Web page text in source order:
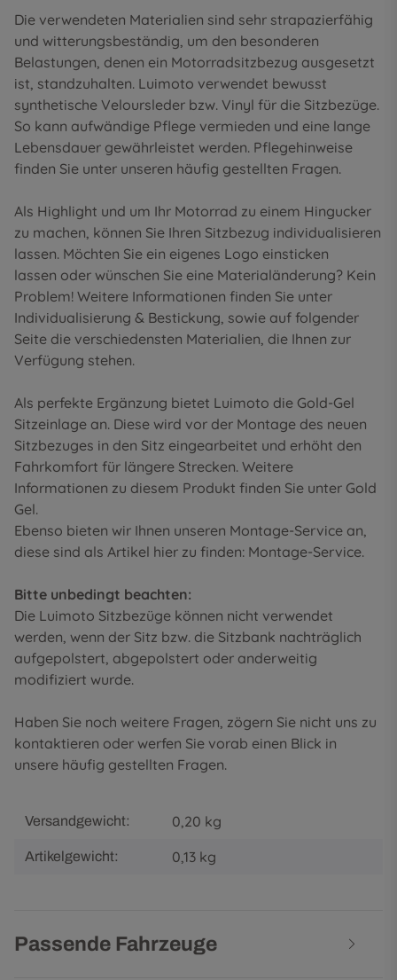
Die verwendeten Materialien sind sehr strapazierfähig
und witterungsbeständig, um den besonderen
Belastungen, denen ein Motorradsitzbezug ausgesetzt
ist, standzuhalten. Luimoto verwendet bewusst
synthetische Veloursleder bzw. Vinyl für die Sitzbezüge.
So kann aufwändige Pflege vermieden und eine lange
Lebensdauer gewährleistet werden. Pflegehinweise
finden Sie unter unseren häufig gestellten Fragen.
Als Highlight und um Ihr Motorrad zu einem Hingucker
zu machen, können Sie Ihren Sitzbezug individualisieren
lassen. Möchten Sie ein eigenes Logo einsticken
lassen oder wünschen Sie eine Materialänderung? Kein
Problem! Weitere Informationen finden Sie unter
Individualisierung & Bestickung, sowie auf folgender
Seite die verschiedensten Materialien, die Ihnen zur
Verfügung stehen.
Als perfekte Ergänzung bietet Luimoto die Gold-Gel
Sitzeinlage an. Diese wird vor der Montage des neuen
Sitzbezuges in den Sitz eingearbeitet und erhöht den
Fahrkomfort für längere Strecken. Weitere
Informationen zu diesem Produkt finden Sie unter Gold
Gel.
Ebenso bieten wir Ihnen unseren Montage-Service an,
diese sind als Artikel hier zu finden: Montage-Service.
Bitte unbedingt beachten:
Die Luimoto Sitzbezüge können nicht verwendet
werden, wenn der Sitz bzw. die Sitzbank nachträglich
aufgepolstert, abgepolstert oder anderweitig
modifiziert wurde.
Haben Sie noch weitere Fragen, zögern Sie nicht uns zu
kontaktieren oder werfen Sie vorab einen Blick in
unsere häufig gestellten Fragen.
Versandgewicht: 0,20 kg
Artikelgewicht: 0,13 kg
Passende Fahrzeuge